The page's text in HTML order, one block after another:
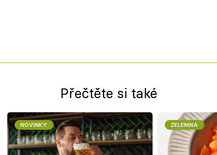
Přečtěte si také
NOVINKY ZELENINA